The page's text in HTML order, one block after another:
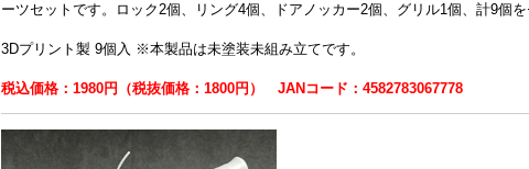
ーツセットです。ロック2個、リング4個、ドアノッカー2個、グリル1個、計9個を
3Dプリント製 9個入 ※本製品は未塗装未組み立てです。
税込価格：1980円（税抜価格：1800円） JANコード：4582783067778